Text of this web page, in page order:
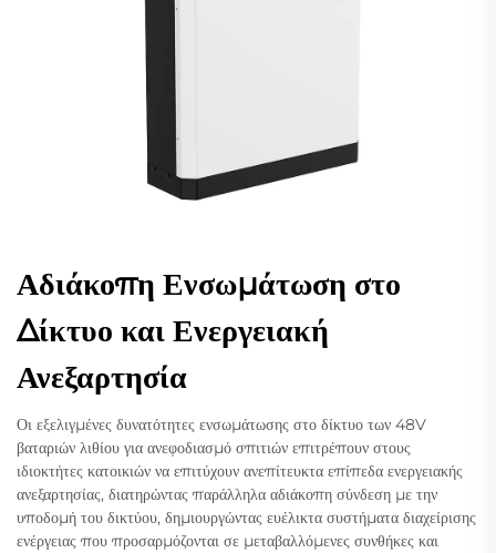
Αδιάκοπη Ενσωμάτωση στο
Δίκτυο και Ενεργειακή
Ανεξαρτησία
Οι εξελιγμένες δυνατότητες ενσωμάτωσης στο δίκτυο των 48V
βαταριών λιθίου για ανεφοδιασμό σπιτιών επιτρέπουν στους
ιδιοκτήτες κατοικιών να επιτύχουν ανεπίτευκτα επίπεδα ενεργειακής
ανεξαρτησίας, διατηρώντας παράλληλα αδιάκοπη σύνδεση με την
υποδομή του δικτύου, δημιουργώντας ευέλικτα συστήματα διαχείρισης
ενέργειας που προσαρμόζονται σε μεταβαλλόμενες συνθήκες και